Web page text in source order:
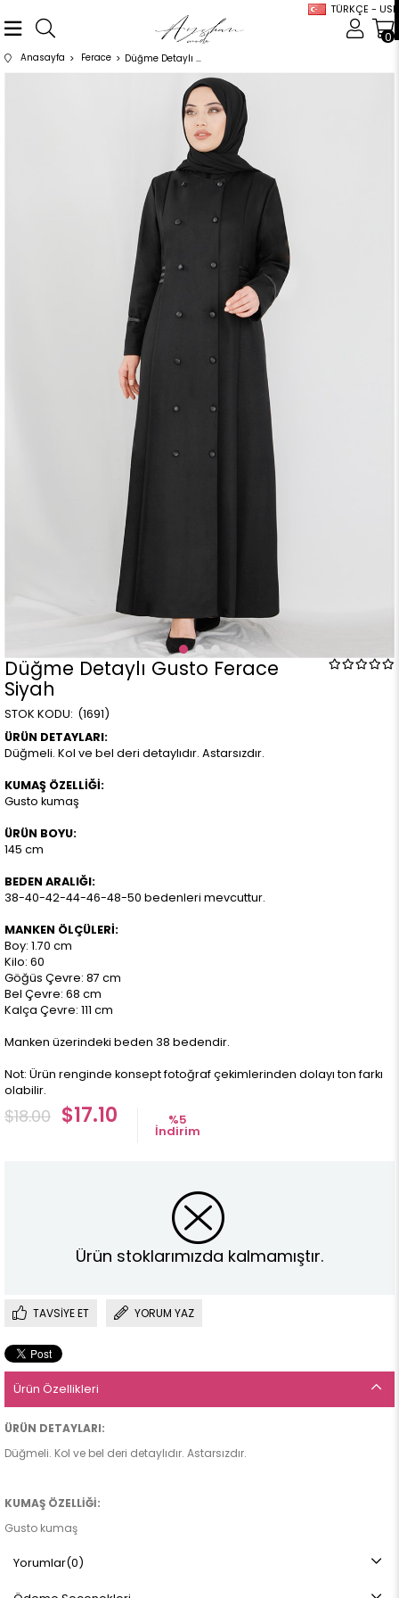
TÜRKÇE - USD
0
Anasayfa Ferace Düğme Detaylı Gusto Ferace Siyah
Düğme Detaylı Gusto Ferace
Siyah
(1691)
ÜRÜN DETAYLARI:
Düğmeli. Kol ve bel deri detaylıdır. Astarsızdır.
KUMAŞ ÖZELLİĞİ:
Gusto kumaş
ÜRÜN BOYU:
145 cm
BEDEN ARALIĞI:
38-40-42-44-46-48-50 bedenleri mevcuttur.
MANKEN ÖLÇÜLERİ:
Boy: 1.70 cm
Kilo: 60
Göğüs Çevre: 87 cm
Bel Çevre: 68 cm
Kalça Çevre: 111 cm
Manken üzerindeki beden 38 bedendir.
Not: Ürün renginde konsept fotoğraf çekimlerinden dolayı ton farkı
olabilir.
$18.00 $17.10 %5
İndirim
Ürün stoklarımızda kalmamıştır.
TAVSIYE ET YORUM YAZ
Ürün Özellikleri
ÜRÜN DETAYLARI:
Düğmeli. Kol ve bel deri detaylıdır. Astarsızdır.
KUMAŞ ÖZELLİĞİ:
Gusto kumaş
Yorumlar(0)